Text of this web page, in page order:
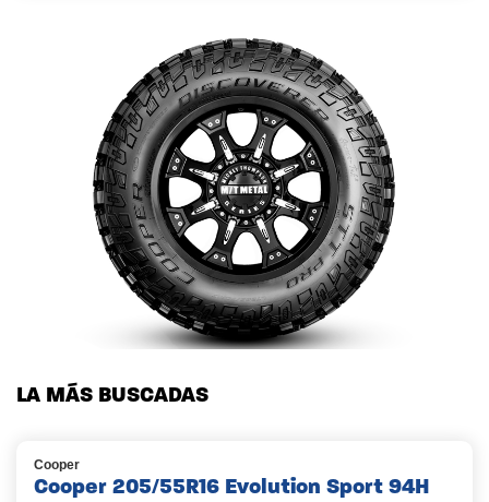
LA MÁS BUSCADAS
Cooper
Cooper 205/55R16 Evolution Sport 94H